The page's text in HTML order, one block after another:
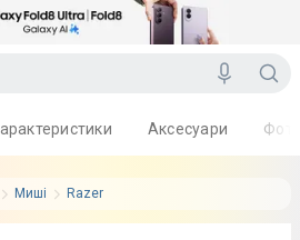
Миші Razer
Характеристики Аксесуари